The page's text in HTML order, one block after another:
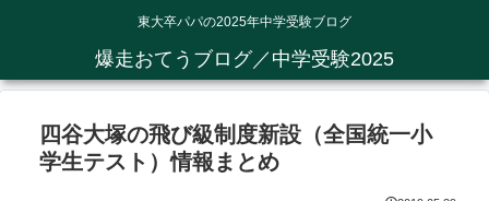
東大卒パパの2025年中学受験ブログ
爆走おてうブログ／中学受験2025
四谷大塚の飛び級制度新設（全国統一小
学生テスト）情報まとめ